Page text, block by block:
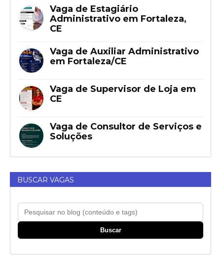
Vaga de Estagiário
Administrativo em Fortaleza,
CE
Vaga de Auxiliar Administrativo
em Fortaleza/CE
Vaga de Supervisor de Loja em
CE
Vaga de Consultor de Serviços e
Soluções
BUSCAR VAGAS
Buscar